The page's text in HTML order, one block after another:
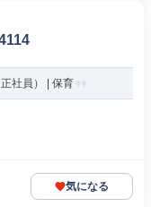
社員） | 保育
気になる